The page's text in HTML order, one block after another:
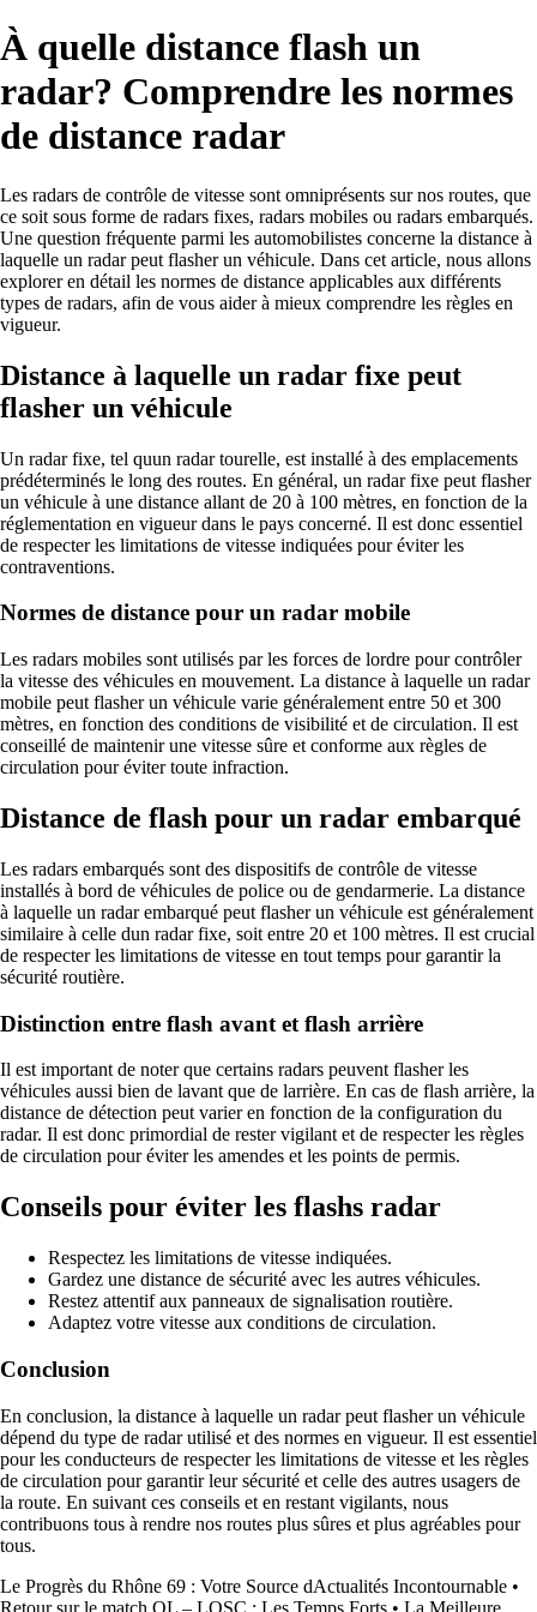
À quelle distance flash un
radar? Comprendre les normes
de distance radar
Les radars de contrôle de vitesse sont omniprésents sur nos routes, que
ce soit sous forme de radars fixes, radars mobiles ou radars embarqués.
Une question fréquente parmi les automobilistes concerne la distance à
laquelle un radar peut flasher un véhicule. Dans cet article, nous allons
explorer en détail les normes de distance applicables aux différents
types de radars, afin de vous aider à mieux comprendre les règles en
vigueur.
Distance à laquelle un radar fixe peut
flasher un véhicule
Un radar fixe, tel quun radar tourelle, est installé à des emplacements
prédéterminés le long des routes. En général, un radar fixe peut flasher
un véhicule à une distance allant de 20 à 100 mètres, en fonction de la
réglementation en vigueur dans le pays concerné. Il est donc essentiel
de respecter les limitations de vitesse indiquées pour éviter les
contraventions.
Normes de distance pour un radar mobile
Les radars mobiles sont utilisés par les forces de lordre pour contrôler
la vitesse des véhicules en mouvement. La distance à laquelle un radar
mobile peut flasher un véhicule varie généralement entre 50 et 300
mètres, en fonction des conditions de visibilité et de circulation. Il est
conseillé de maintenir une vitesse sûre et conforme aux règles de
circulation pour éviter toute infraction.
Distance de flash pour un radar embarqué
Les radars embarqués sont des dispositifs de contrôle de vitesse
installés à bord de véhicules de police ou de gendarmerie. La distance
à laquelle un radar embarqué peut flasher un véhicule est généralement
similaire à celle dun radar fixe, soit entre 20 et 100 mètres. Il est crucial
de respecter les limitations de vitesse en tout temps pour garantir la
sécurité routière.
Distinction entre flash avant et flash arrière
Il est important de noter que certains radars peuvent flasher les
véhicules aussi bien de lavant que de larrière. En cas de flash arrière, la
distance de détection peut varier en fonction de la configuration du
radar. Il est donc primordial de rester vigilant et de respecter les règles
de circulation pour éviter les amendes et les points de permis.
Conseils pour éviter les flashs radar
Respectez les limitations de vitesse indiquées.
Gardez une distance de sécurité avec les autres véhicules.
Restez attentif aux panneaux de signalisation routière.
Adaptez votre vitesse aux conditions de circulation.
Conclusion
En conclusion, la distance à laquelle un radar peut flasher un véhicule
dépend du type de radar utilisé et des normes en vigueur. Il est essentiel
pour les conducteurs de respecter les limitations de vitesse et les règles
de circulation pour garantir leur sécurité et celle des autres usagers de
la route. En suivant ces conseils et en restant vigilants, nous
contribuons tous à rendre nos routes plus sûres et plus agréables pour
tous.
Le Progrès du Rhône 69 : Votre Source dActualités Incontournable •
Retour sur le match OL – LOSC : Les Temps Forts • La Meilleure